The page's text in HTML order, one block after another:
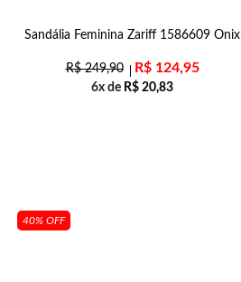
Sandália Feminina Zariff 1586609 Onix
R$249,90 R$124,95
6x de R$ 20,83
40% OFF